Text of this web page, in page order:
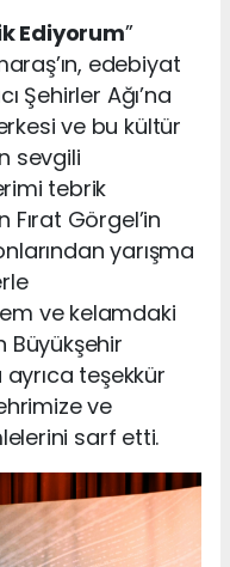
Ediyorum”
edebiyat
Şehirler Ağı’na
ve bu kültür
sevgili
tebrik
Fırat Görgel’in
yarışma
ve kelamdaki
Büyükşehir
ayrıca teşekkür
ve
sarf etti.